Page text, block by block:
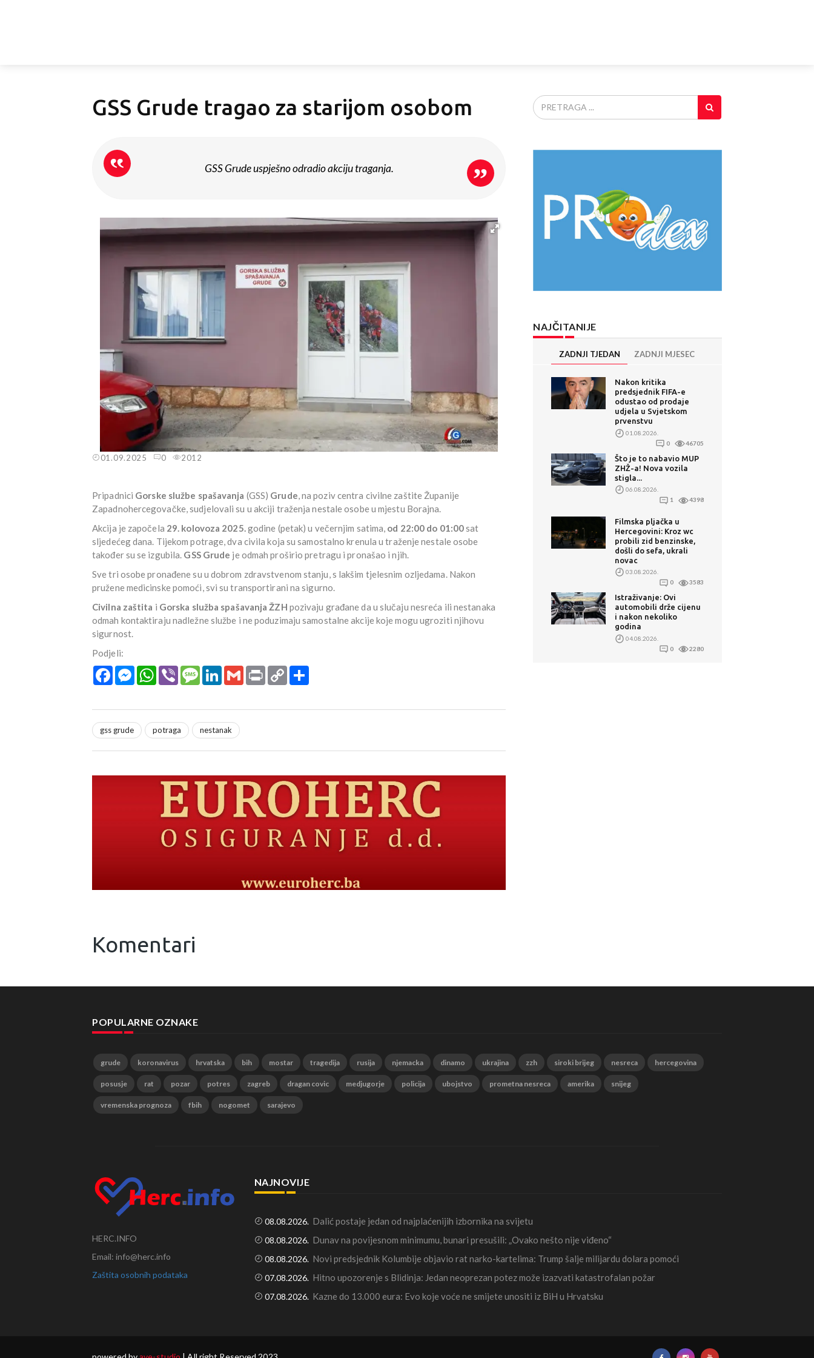
GSS Grude tragao za starijom osobom
GSS Grude uspješno odradio akciju traganja.
01.09.2025 0 2012
Pripadnici Gorske službe spašavanja (GSS) Grude, na poziv centra civilne zaštite Županije
Zapadnohercegovačke, sudjelovali su u akciji traženja nestale osobe u mjestu Borajna.
Akcija je započela 29. kolovoza 2025.godine (petak) u večernjim satima, od 22:00 do 01:00sat
sljedećeg dana. Tijekom potrage, dva civila koja su samostalno krenula u traženje nestale osobe
također su se izgubila. GSS Grude je odmah proširio pretragu i pronašao i njih.
Sve tri osobe pronađene su u dobrom zdravstvenom stanju, s lakšim tjelesnim ozljedama. Nakon
pružene medicinske pomoći, svi su transportirani na sigurno.
Civilna zaštita i Gorska služba spašavanja ŽZH pozivaju građane da u slučaju nesreća ili nestanaka
odmah kontaktiraju nadležne službe i ne poduzimaju samostalne akcije koje mogu ugroziti njihovu
sigurnost.
Podjeli:
FacebookMessengerWhatsApp
Viber MessageLinkedInGmail Print Copy
Link
gss grude potraga nestanak
Komentari
NAJČITANIJE
ZADNJI TJEDAN ZADNJI MJESEC
Nakon kritika
predsjednik FIFA-e
odustao od prodaje
udjela u Svjetskom
prvenstvu
01.08.2026.
0
46705
Što je to nabavio MUP
ZHŽ-a! Nova vozila
stigla...
06.08.2026.
1
4398
Filmska pljačka u
Hercegovini: Kroz wc
probili zid benzinske,
došli do sefa, ukrali
novac
03.08.2026.
0
3583
Istraživanje: Ovi
automobili drže cijenu
i nakon nekoliko
godina
04.08.2026.
0
2280
POPULARNE OZNAKE
grude koronavirus hrvatska bih mostar tragedija rusija njemacka dinamo ukrajina zzh siroki brijeg nesreca hercegovina
posusje rat pozar potres zagreb dragan covic medjugorje policija ubojstvo prometna nesreca amerika snijeg
vremenska prognoza fbih nogomet sarajevo
HERC.INFO
Email: info@herc.info
Zaštita osobnih podataka
NAJNOVIJE
08.08.2026. Dalić postaje jedan od najplaćenijih izbornika na svijetu
08.08.2026. Dunav na povijesnom minimumu, bunari presušili: „Ovako nešto nije viđeno“
08.08.2026. Novi predsjednik Kolumbije objavio rat narko-kartelima: Trump šalje milijardu dolara pomoći
07.08.2026. Hitno upozorenje s Blidinja: Jedan neoprezan potez može izazvati katastrofalan požar
07.08.2026. Kazne do 13.000 eura: Evo koje voće ne smijete unositi iz BiH u Hrvatsku